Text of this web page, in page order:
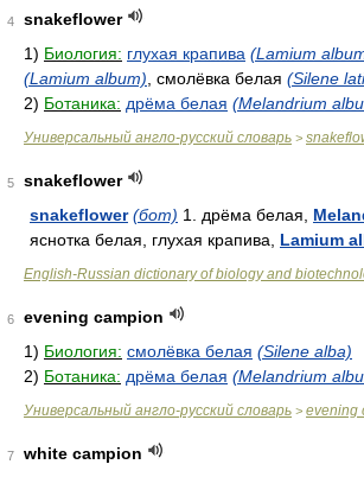
4
snakeflower
1) Биология: глухая крапива (Lamium
(Lamium album) , смолёвка белая (Silene
2) Ботаника: дрёма белая (Melandrium
Универсальный англо-русский словарь >
5
snakeflower
snakeflower (бот) 1. дрёма белая,
яснотка белая, глухая крапива, Lamium
English-Russian dictionary of biology and
6
evening campion
1) Биология: смолёвка белая (Silene alba)
2) Ботаника: дрёма белая (Melandrium
Универсальный англо-русский словарь > evening
7
white campion